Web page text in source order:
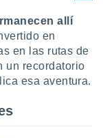
allí
en
en las rutas de
un recordatorio
esa aventura.